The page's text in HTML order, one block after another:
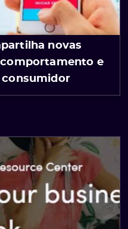
novas
e
consumidor